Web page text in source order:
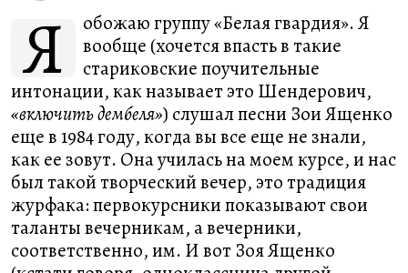
Я
обожаю группу «Белая гвардия». Я
вообще (хочется впасть в такие
стариковские поучительные
интонации, как называет это Шендерович,
«включить дембеля») слушал песни Зои Ященко
еще в 1984 году, когда вы все еще не знали,
как ее зовут. Она училась на моем курсе, и нас
был такой творческий вечер, это традиция
журфака: первокурсники показывают свои
таланты вечерникам, а вечерники,
соответственно, им. И вот Зоя Ященко